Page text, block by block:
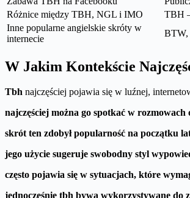
Różnice między TBH, NGL i IMO
TBH
Inne popularne angielskie skróty w
internecie
W Jakim Kontekście
Tbh najczęściej pojawia się w luźnej,
najczęściej można go spotkać w
skrót ten zdobył popularność na początku
jego użycie sugeruje swobodny styl
często pojawia się w sytuacjach, które
jednocześnie tbh bywa wykorzystywane do